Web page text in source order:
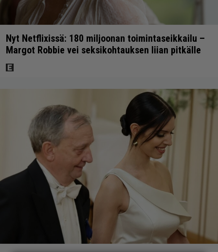
Nyt Netflixissä: 180 miljoonan toimintaseikkailu –
Margot Robbie vei seksikohtauksen liian pitkälle